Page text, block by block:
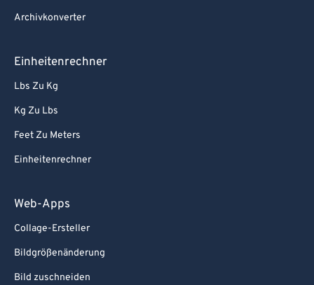
Archivkonverter
Einheitenrechner
Lbs Zu Kg
Kg Zu Lbs
Feet Zu Meters
Einheitenrechner
Web-Apps
Collage-Ersteller
Bildgrößenänderung
Bild zuschneiden